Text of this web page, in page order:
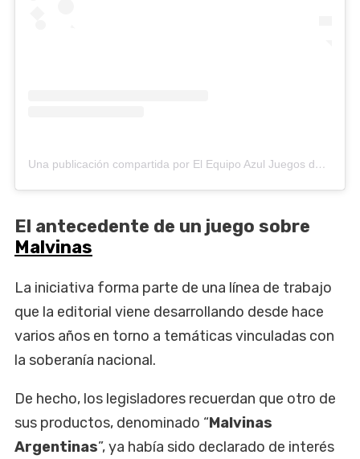
Una publicación compartida por El Equipo Azul Juegos de Mesa (@elequipoazul)
El antecedente de un juego sobre
Malvinas
La iniciativa forma parte de una línea de trabajo
que la editorial viene desarrollando desde hace
varios años en torno a temáticas vinculadas con
la soberanía nacional.
De hecho, los legisladores recuerdan que otro de
sus productos, denominado “Malvinas
Argentinas”, ya había sido declarado de interés